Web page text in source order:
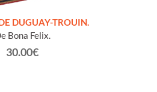
DUGUAY-TROUIN.
Bona Felix.
30.00€